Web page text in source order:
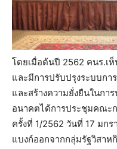
โดยเมื่อต้นปี 2562 คนร.เ
และมีการปรับปรุงระบบก
และสร้างความยั่งยืนในกา
อนาคตได้การประชุมคณะ
ครั้งที่ 1/2562 วันที่ 17 มก
แบงก์ออกจากกลุ่มรัฐวิสา